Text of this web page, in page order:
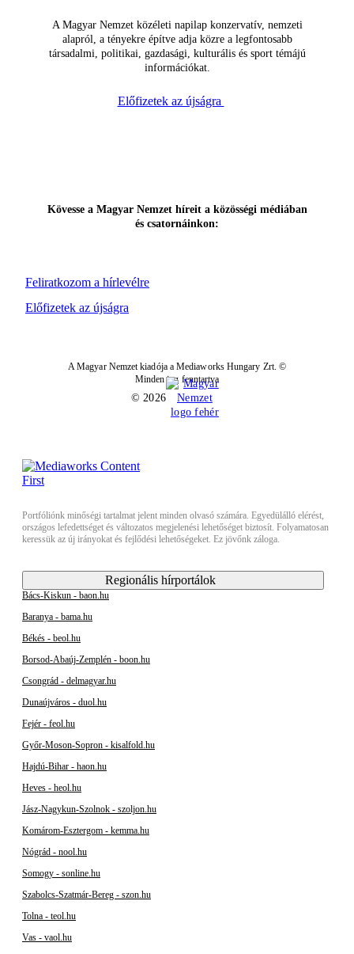
A Magyar Nemzet közéleti napilap konzervatív, nemzeti
alapról, a tényekre építve adja közre a legfontosabb
társadalmi, politikai, gazdasági, kulturális és sport témájú
információkat.
Előfizetek az újságra
Feliratkozom a hírlevélre
Kövesse a Magyar Nemzet híreit a közösségi médiában
és csatornáinkon:
Előfizetek az újságra
A Magyar Nemzet kiadója a Mediaworks Hungary Zrt. ©
Minden jog fenntartva
© 2026
Portfóliónk minőségi tartalmat jelent minden olvasó számára. Egyedülálló elérést,
országos lefedettséget és változatos megjelenési lehetőséget biztosít. Folyamatosan
keressük az új irányokat és fejlődési lehetőségeket. Ez jövőnk záloga.
Regionális hírportálok
Bács-Kiskun - baon.hu
Baranya - bama.hu
Békés - beol.hu
Borsod-Abaúj-Zemplén - boon.hu
Csongrád - delmagyar.hu
Dunaújváros - duol.hu
Fejér - feol.hu
Győr-Moson-Sopron - kisalfold.hu
Hajdú-Bihar - haon.hu
Heves - heol.hu
Jász-Nagykun-Szolnok - szoljon.hu
Komárom-Esztergom - kemma.hu
Nógrád - nool.hu
Somogy - sonline.hu
Szabolcs-Szatmár-Bereg - szon.hu
Tolna - teol.hu
Vas - vaol.hu